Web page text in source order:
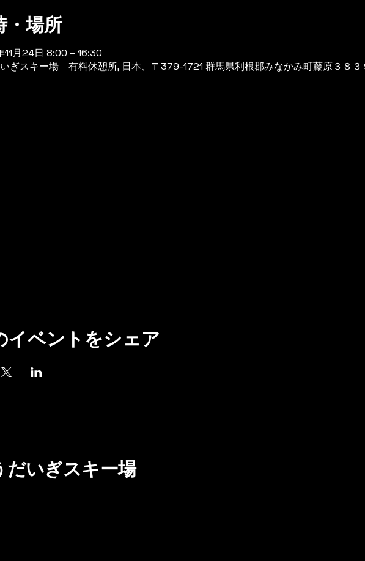
・場所
月24日 8:00 – 16:30
ぎスキー場 有料休憩所, 日本、〒379-1721 群馬県利根郡みなかみ町藤原３８３
イベントをシェア
いぎスキー場